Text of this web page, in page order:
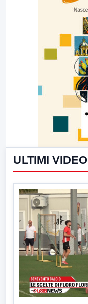
ULTIMI VIDEO